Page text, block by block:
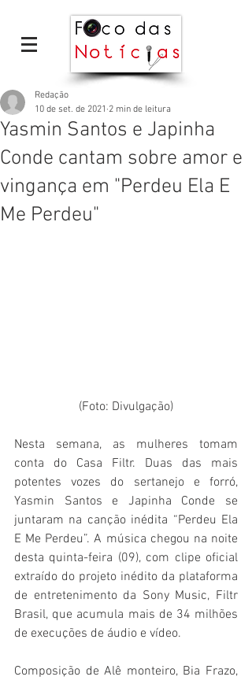
Yasmin Santos e Japinha
Conde cantam sobre amor e
vingança em "Perdeu Ela E
Me Perdeu"
Redação
10 de set. de 2021 2 min de leitura
(Foto: Divulgação)
Nesta semana, as mulheres tomam
conta do Casa Filtr. Duas das mais
potentes vozes do sertanejo e forró,
Yasmin Santos e Japinha Conde se
juntaram na canção inédita “Perdeu Ela
E Me Perdeu”. A música chegou na noite
desta quinta-feira (09), com clipe oficial
extraído do projeto inédito da plataforma
de entretenimento da Sony Music, Filtr
Brasil, que acumula mais de 34 milhões
de execuções de áudio e vídeo.
Composição de Alê monteiro, Bia Frazo,